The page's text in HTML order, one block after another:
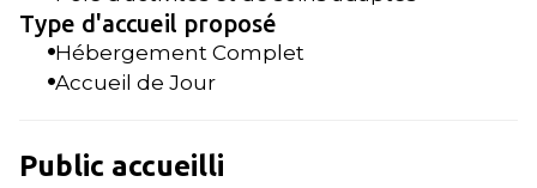
Type d'accueil proposé
Hébergement Complet
Accueil de Jour
Public accueilli